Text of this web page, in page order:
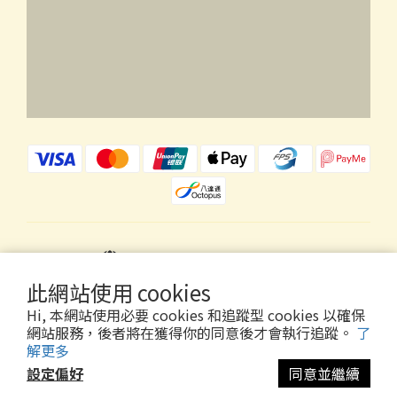
此網站使用 cookies
Hi, 本網站使用必要 cookies 和追蹤型 cookies 以確保
網站服務，後者將在獲得你的同意後才會執行追蹤。 了
解更多
設定偏好
同意並繼續
立即購買
$HKD 繁體中文